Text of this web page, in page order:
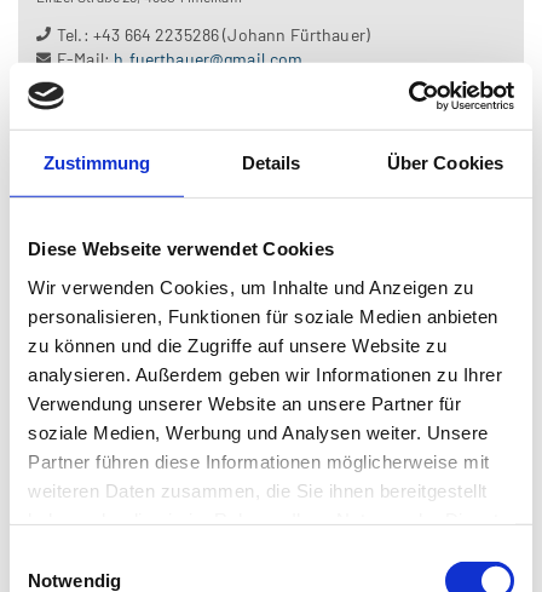
Zustimmung Details Über Cookies
Diese Webseite verwendet Cookies
Wir verwenden Cookies, um Inhalte und Anzeigen zu
personalisieren, Funktionen für soziale Medien anbieten
zu können und die Zugriffe auf unsere Website zu
analysieren. Außerdem geben wir Informationen zu Ihrer
Verwendung unserer Website an unsere Partner für
soziale Medien, Werbung und Analysen weiter. Unsere
Partner führen diese Informationen möglicherweise mit
weiteren Daten zusammen, die Sie ihnen bereitgestellt
Notwendig
Tel.: +43 664 2235286 (Johann Fürthauer)
E-Mail:h.fuerthauer@gmail.com
Web
https://www.timelkam.at/system/web/gelbeseite.aspx?menuonr=226909371&detailonr=226802689
Ars Electronica Center
Ars-Electronica-Straße 1,4040Linz
Tel.: +43 732 7272-0
E-Mail :info@ars.electronica.art
Web:https://ars.electronica.art